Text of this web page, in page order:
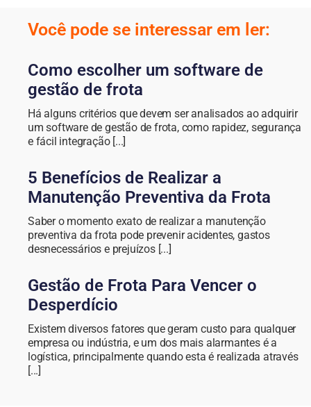
Você pode se interessar em ler:
Como escolher um software de
gestão de frota
Há alguns critérios que devem ser analisados ao adquirir
um software de gestão de frota, como rapidez, segurança
e fácil integração [...]
5 Benefícios de Realizar a
Manutenção Preventiva da Frota
Saber o momento exato de realizar a manutenção
preventiva da frota pode prevenir acidentes, gastos
desnecessários e prejuízos [...]
Gestão de Frota Para Vencer o
Desperdício
Existem diversos fatores que geram custo para qualquer
empresa ou indústria, e um dos mais alarmantes é a
logística, principalmente quando esta é realizada através
[...]